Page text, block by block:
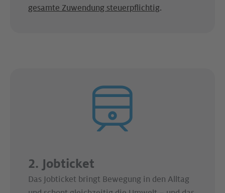
gesamte Zuwendung steuerpflichtig.
2. Jobticket
Das Jobticket bringt Bewegung in den Alltag